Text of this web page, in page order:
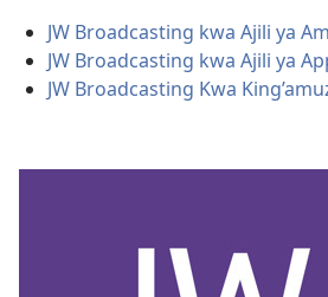
JW Broadcasting kwa Ajili ya
JW Broadcasting kwa Ajili ya
JW Broadcasting Kwa